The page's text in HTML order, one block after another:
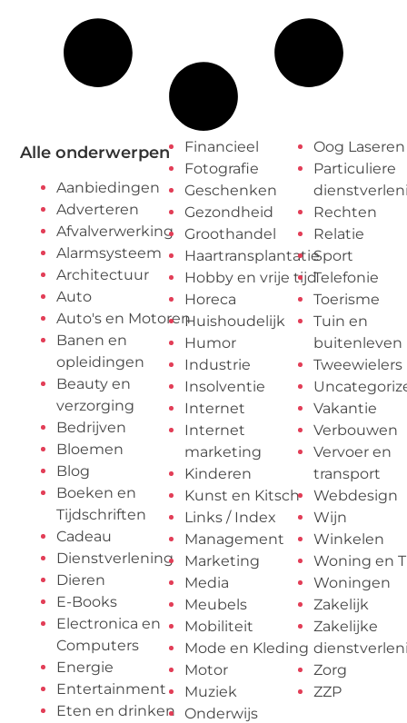
Alle onderwerpen
Aanbiedingen
Adverteren
Afvalverwerking
Alarmsysteem
Architectuur
Auto
Auto's en Motoren
Banen en
opleidingen
Beauty en
verzorging
Bedrijven
Bloemen
Blog
Boeken en
Tijdschriften
Cadeau
Dienstverlening
Dieren
E-Books
Electronica en
Computers
Energie
Entertainment
Eten en drinken
Financieel
Fotografie
Geschenken
Gezondheid
Groothandel
Haartransplantatie
Hobby en vrije tijd
Horeca
Huishoudelijk
Humor
Industrie
Insolventie
Internet
Internet
marketing
Kinderen
Kunst en Kitsch
Links / Index
Management
Marketing
Media
Meubels
Mobiliteit
Mode en Kleding
Motor
Muziek
Onderwijs
Oog Laseren
Particuliere
Rechten
Relatie
Sport
Telefonie
Toerisme
Tuin en
buitenleven
Tweewielers
Vakantie
Verbouwen
Vervoer en
transport
Webdesign
Wijn
Winkelen
Woning en
Woningen
Zakelijk
Zakelijke
Zorg
ZZP